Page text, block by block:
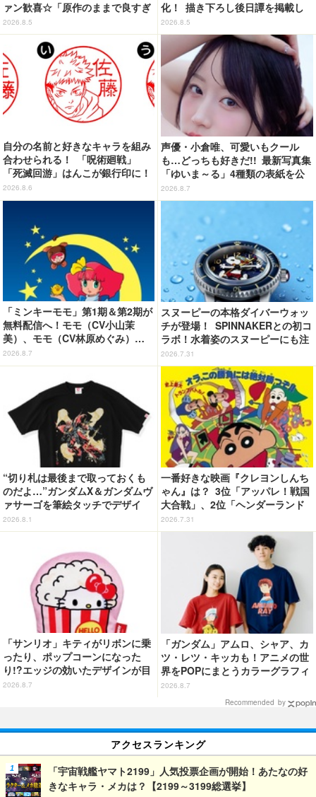
ァン歓喜☆「原作のままで良すぎ
るな」「脳の処理が追いつかない
よお」…第5話【ネタバレあり反
応まとめ】
2026.8.5
化！ 描き下ろし後日譚を掲載し
たブックレットなど
2026.8.5
自分の名前と好きなキャラを組み
合わせられる！ 「呪術廻戦」
「死滅回游」はんこが銀行印に！
虎杖悠仁、乙骨憂太ら16キャラ追
加で全104種
2026.8.6
声優・小倉唯、可愛いもクール
も…どっちも好きだ!! 最新写真集
「ゆいま～る」4種類の表紙を公
開！「成長した私の姿を楽しんで
いただけたら」
2026.8.7
「ミンキーモモ」第1期＆第2期が
無料配信へ！モモ（CV小山茉
美）、モモ（CV林原めぐみ）…
どちらも楽しめる☆【8月10日
～】
2026.8.7
スヌーピーの本格ダイバーウォッ
チが登場！ SPINNAKERとの初コ
ラボ！水着姿のスヌーピーにも注
目
2026.7.31
“切り札は最後まで取っておくも
のだよ…”ガンダムX＆ガンダムヴ
ァサーゴを筆絵タッチでデザイ
ン！「ガンダムX」Tシャツ発売
2026.8.1
一番好きな映画『クレヨンしんち
ゃん』は？ 3位「アッパレ！戦国
大合戦」、2位「ヘンダーランド
の大冒険」、1位は…？【『映画
クレヨンしんちゃん 奇々怪々！
オラの妖怪バケ～ション』公開記
2026.7.31
「サンリオ」キティがリボンに乗
ったり、ポップコーンになった
り!?エッジの効いたデザインが目
を引く♪ トートバッグやポーチが
2026.8.7
「ガンダム」アムロ、シャア、カ
ツ・レツ・キッカも！アニメの世
界をPOPにまとうカラーグラフィ
ックTシャツが新登場
2026.8.7
Recommended by
アクセスランキング
「宇宙戦艦ヤマト2199」人気投票企画が開始！あたなの好
きなキャラ・メカは？【2199～3199総選挙】